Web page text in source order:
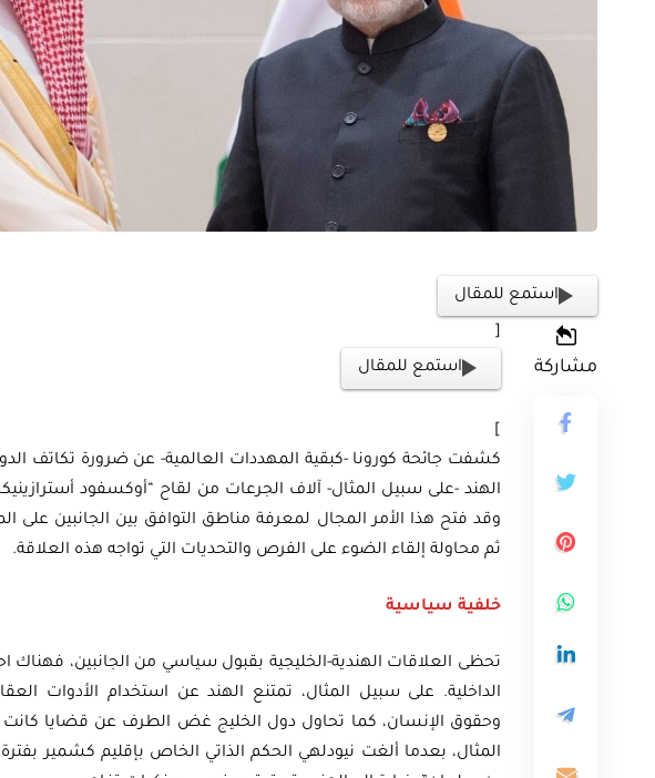
استمع للمقال
مشاركة
[
استمع للمقال
]
كشفت جائحة كورونا -كبقية المهددات العالمية- عن ضرورة تكاتف
الهند -على سبيل المثال- آلاف الجرعات من لقاح “أوكسفود
وقد فتح هذا الأمر المجال لمعرفة مناطق التوافق بين الجانبين على
ثم محاولة إلقاء الضوء على الفرص والتحديات التي تواجه هذه العلاقة.
خلفية سياسية
تحظى العلاقات الهندية-الخليجية بقبول سياسي من الجانبين، فهناك
الداخلية. على سبيل المثال، تمتنع الهند عن استخدام الأدوات
وحقوق الإنسان، كما تحاول دول الخليج غض الطرف عن قضايا كانت
المثال، بعدما ألغت نيودلهي الحكم الذاتي الخاص بإقليم كشمير
أمن الطاقة المصري
EGP 35.00
على مستقبل